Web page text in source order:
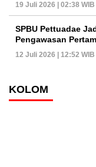
19 Juli 2026 | 02:38 WIB
SPBU Pettuadae
Pengawasan
12 Juli 2026 | 12:52 WIB
KOLOM